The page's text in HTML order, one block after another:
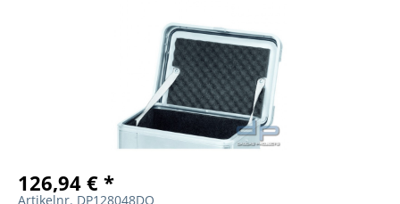
126,94 € *
Artikelnr. DP128048DO